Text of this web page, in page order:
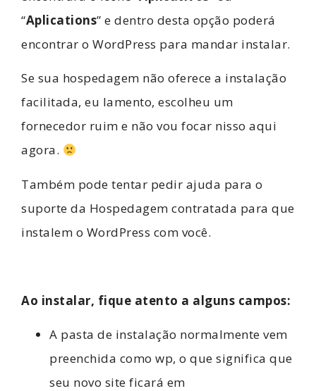
“Aplications” e dentro desta opção poderá
encontrar o WordPress para mandar instalar.
Se sua hospedagem não oferece a instalação
facilitada, eu lamento, escolheu um
fornecedor ruim e não vou focar nisso aqui
agora.
Também pode tentar pedir ajuda para o
suporte da Hospedagem contratada para que
instalem o WordPress com você.
Ao instalar, fique atento a alguns campos:
A pasta de instalação normalmente vem
preenchida como wp, o que significa que
seu novo site ficará em